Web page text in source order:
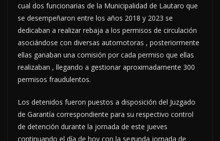
cual dos funcionarias de la Municipalidad de Lautaro que
se desempeñaron entre los años 2018 y 2023 se
dedicaban a realizar rebaja a los permisos de circulación
asociándose con diversas automotoras , posteriormente
ellas ganaban una comisión por cada permiso que ellas
realizaban , llegando a gestionar aproximadamente 300
permisos fraudulentos.
Los detenidos fueron puestos a disposición del Juzgado
de Garantía correspondiente para su respectivo control
de detención durante la jornada de este jueves
continuando el día de hoy con la segunda jornada de